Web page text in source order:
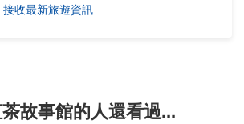
收最新旅遊資訊
故事館的人還看過...